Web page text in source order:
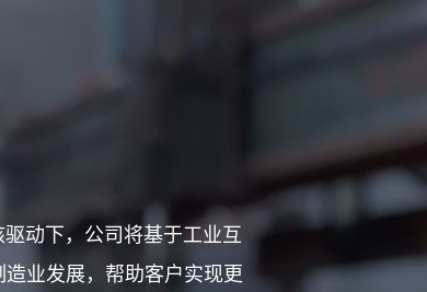
动下，公司将基于工业互
业发展，帮助客户实现更